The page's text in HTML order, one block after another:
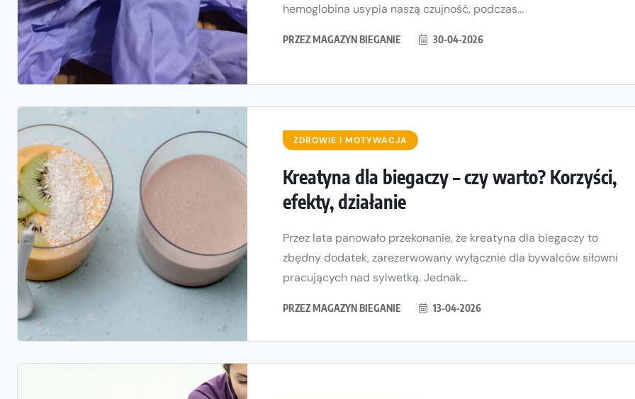
hemoglobina usypia naszą czujność, podczas...
PRZEZMAGAZYN BIEGANIE 30-04-2026
ZDROWIE I MOTYWACJA
Kreatyna dla biegaczy – czy warto? Korzyści,
efekty, działanie
Przez lata panowało przekonanie, że kreatyna dla biegaczy to
zbędny dodatek, zarezerwowany wyłącznie dla bywalców siłowni
pracujących nad sylwetką. Jednak...
PRZEZMAGAZYN BIEGANIE 13-04-2026